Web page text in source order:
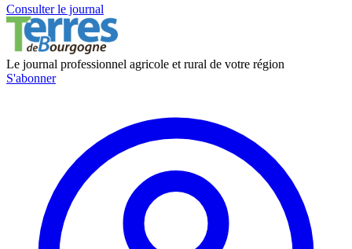
Consulter le journal
Le journal professionnel agricole et rural de votre région
S'abonner